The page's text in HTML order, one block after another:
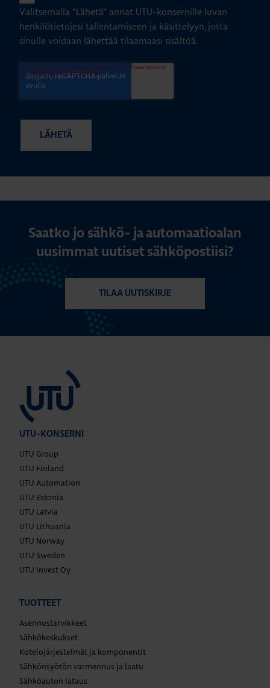
Valitsemalla "Lähetä" annat UTU-konsernille luvan
henkilötietojesi tallentamiseen ja käsittelyyn, jotta
sinulle voidaan lähettää tilaamaasi sisältöä.
Saatko jo sähkö- ja automaatioalan
uusimmat uutiset sähköpostiisi?
TILAA UUTISKIRJE
UTU-KONSERNI
UTU Group
UTU Finland
UTU Automation
UTU Estonia
UTU Latvia
UTU Lithuania
UTU Norway
UTU Sweden
UTU Invest Oy
TUOTTEET
Asennustarvikkeet
Sähkökeskukset
Kotelojärjestelmät ja komponentit
Sähkönsyötön varmennus ja laatu
Sähköauton lataus